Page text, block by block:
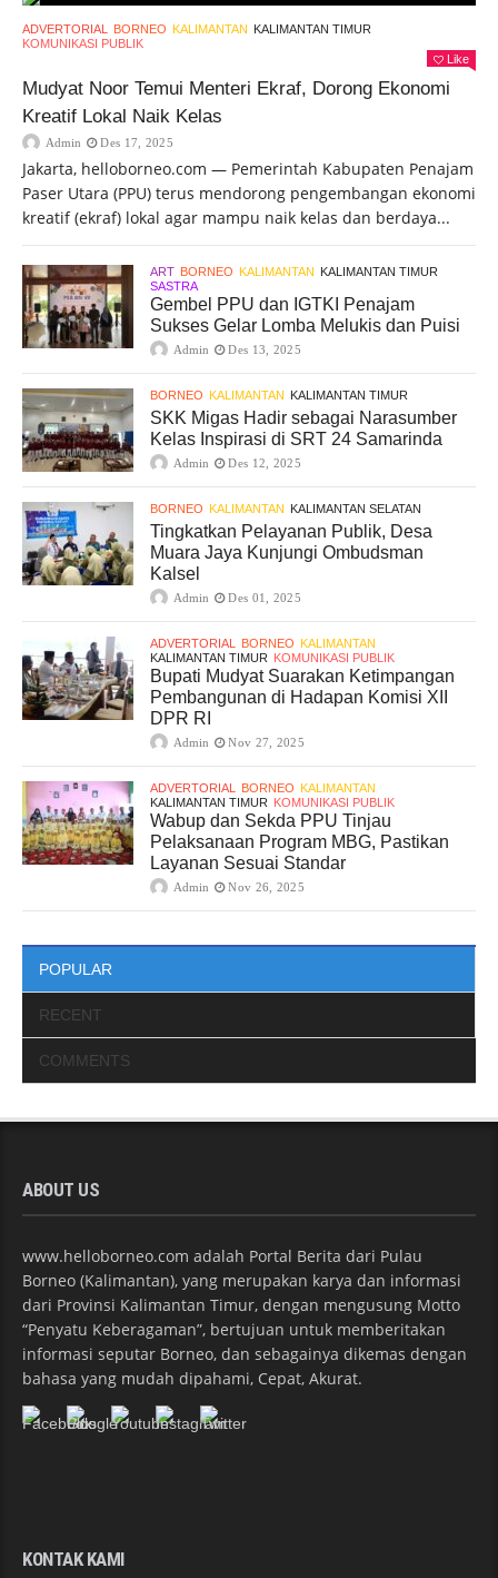
ADVERTORIAL BORNEO KALIMANTAN KALIMANTAN TIMUR
KOMUNIKASI PUBLIK
Like
Mudyat Noor Temui Menteri Ekraf, Dorong Ekonomi
Kreatif Lokal Naik Kelas
Admin Des 17, 2025
Jakarta, helloborneo.com — Pemerintah Kabupaten Penajam
Paser Utara (PPU) terus mendorong pengembangan ekonomi
kreatif (ekraf) lokal agar mampu naik kelas dan berdaya...
ART BORNEO KALIMANTAN KALIMANTAN TIMUR
SASTRA
Gembel PPU dan IGTKI Penajam
Sukses Gelar Lomba Melukis dan Puisi
Admin Des 13, 2025
BORNEO KALIMANTAN KALIMANTAN TIMUR
SKK Migas Hadir sebagai Narasumber
Kelas Inspirasi di SRT 24 Samarinda
Admin Des 12, 2025
BORNEO KALIMANTAN KALIMANTAN SELATAN
Tingkatkan Pelayanan Publik, Desa
Muara Jaya Kunjungi Ombudsman
Kalsel
Admin Des 01, 2025
ADVERTORIAL BORNEO KALIMANTAN
KALIMANTAN TIMUR KOMUNIKASI PUBLIK
Bupati Mudyat Suarakan Ketimpangan
Pembangunan di Hadapan Komisi XII
DPR RI
Admin Nov 27, 2025
ADVERTORIAL BORNEO KALIMANTAN
KALIMANTAN TIMUR KOMUNIKASI PUBLIK
Wabup dan Sekda PPU Tinjau
Pelaksanaan Program MBG, Pastikan
Layanan Sesuai Standar
Admin Nov 26, 2025
POPULAR
RECENT
COMMENTS
ABOUT US
www.helloborneo.com adalah Portal Berita dari Pulau
Borneo (Kalimantan), yang merupakan karya dan informasi
dari Provinsi Kalimantan Timur, dengan mengusung Motto
“Penyatu Keberagaman”, bertujuan untuk memberitakan
informasi seputar Borneo, dan sebagainya dikemas dengan
bahasa yang mudah dipahami, Cepat, Akurat.
KONTAK KAMI